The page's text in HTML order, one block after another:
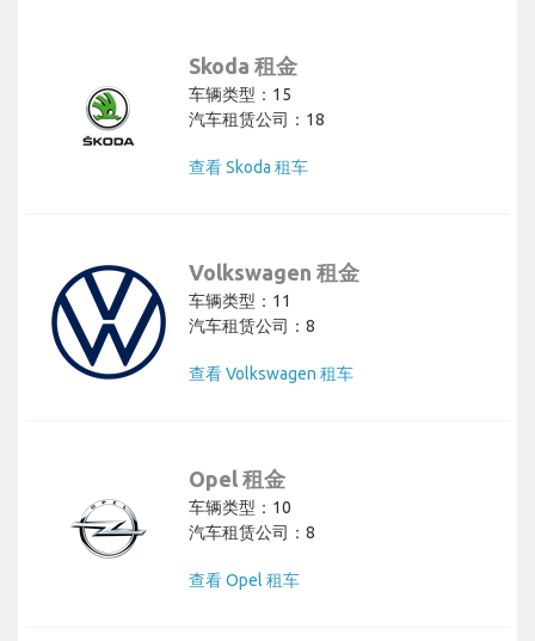
Skoda 租金
车辆类型：15
汽车租赁公司：18
查看 Skoda 租车
Volkswagen 租金
车辆类型：11
汽车租赁公司：8
查看 Volkswagen 租车
Opel 租金
车辆类型：10
汽车租赁公司：8
查看 Opel 租车